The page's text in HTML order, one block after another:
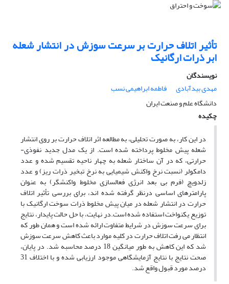
تأثیر اتلاف حرارت بر سرعت سوزش در انتشار شعله
ابر ذرات ارگانیک
نویسندگان
مهدی بیدآبادی
فاطمه ابراهیمی نسب
دانشگاه علم و صنعت ایران
چکیده
در این کار، به صورت تحلیلی، به مطالعه اثر اتلاف حرارت بر روی انتشار
شعله پیش مخلوط پرداخته شده است. از یک مدل جدید نفوذی-
حرارتی، که در آن ساختار شعله به چهار ناحیه تقسیم شده و عدد
دامکولر (نسبت نرخ واکنش شیمیایی به نرخ تبخیر ذرات ریز) و عدد
زلدویچ (فرم بی بعد انرژی فعالسازی مخلوط واکنشگر) به عنوان
پارامترهای اساسی درنظر گرفته شده اند، برای بررسی تأثیر اتلاف
حرارت در انتشار شعله در میان پیش مخلوط ذرات سوخت ارگانیک با
توزیع یکنواخت استفاده شده است.در نهایت، با حل حالت پایدار، نتایج
برای سرعت سوزش در شرایط متفاوت ارائه شده است و همان طور که
انتظار می رفت اتلاف حرارت در کلیه موارد باعث کاهش سرعت سوزش
شد که این کاهش به طور میانگین 18 درصد محاسبه شد. در پایان،
صحت نتایج با نتایج آزمایشگاهی موجود ارزیابی شده و با اختلاف 31
درصد مورد قبول واقع شد.